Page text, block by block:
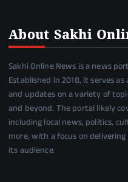
About Sakhi
Sakhi Online News is a news
Established in 2018, it serves
and updates on a variety of
and beyond. The portal likely
including local news, politics,
more, with a focus on
its audience.